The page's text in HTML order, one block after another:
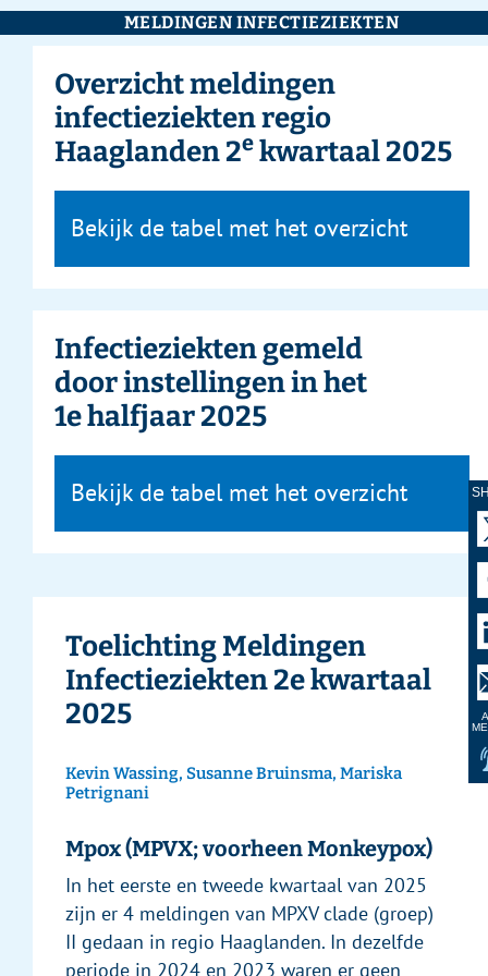
MELDINGEN INFECTIEZIEKTEN
Overzicht meldingen
infectieziekten regio
Haaglanden 2e kwartaal 2025
Bekijk de tabel met het overzicht
Infectieziekten gemeld
door instellingen in het
1e halfjaar 2025
Bekijk de tabel met het overzicht
Toelichting Meldingen
Infectieziekten 2e kwartaal
2025
Kevin Wassing, Susanne Bruinsma, Mariska
Petrignani
Mpox (MPVX; voorheen Monkeypox)
In het eerste en tweede kwartaal van 2025
zijn er 4 meldingen van MPXV clade (groep)
II gedaan in regio Haaglanden. In dezelfde
periode in 2024 en 2023 waren er geen